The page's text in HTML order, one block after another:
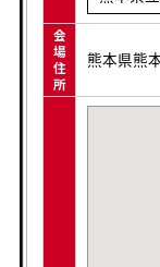
会
場
住
所
熊本県熊